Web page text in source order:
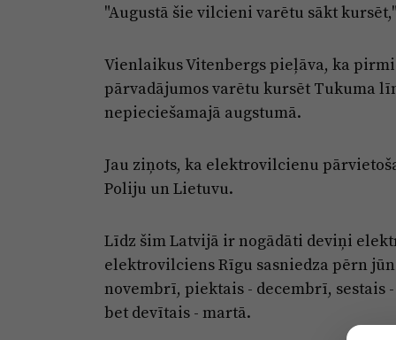
"Augustā šie vilcieni varētu sākt
Vienlaikus Vitenbergs pieļāva, ka
pārvadājumos varētu kursēt Tukuma
nepieciešamajā augstumā.
Jau ziņots, ka elektrovilcienu
Poliju un Lietuvu.
Līdz šim Latvijā ir nogādāti deviņi
elektrovilciens Rīgu sasniedza pērn
novembrī, piektais - decembrī, sestais
bet devītais - martā.